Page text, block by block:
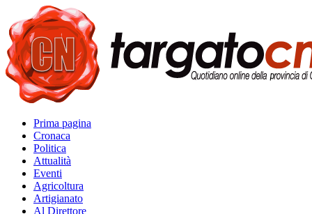
Prima pagina
Cronaca
Politica
Attualità
Eventi
Agricoltura
Artigianato
Al Direttore